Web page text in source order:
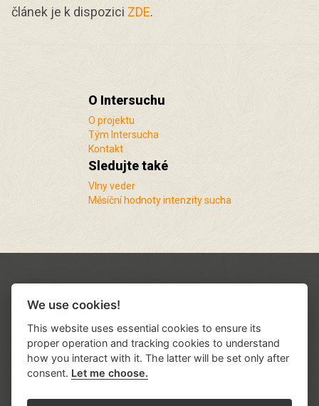
článek je k dispozici ZDE.
O Intersuchu
O projektu
Tým Intersucha
Kontakt
Sledujte také
Vlny veder
Měsíční hodnoty intenzity sucha
We use cookies!
This website uses essential cookies to ensure its
proper operation and tracking cookies to understand
how you interact with it. The latter will be set only after
consent. Let me choose.